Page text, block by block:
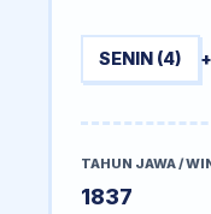
SENIN (4) +
TAHUN JAWA /
1837